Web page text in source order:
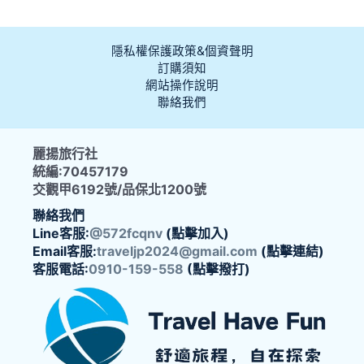
隱私權保護政策&個資聲明
訂購須知
網站操作說明
聯絡我們
麗揚旅行社
統編:70457179
交觀甲6192號/品保北1200號
聯絡我們
Line客服:@572fcqnv (點擊加入)
Email客服:traveljp2024@gmail.com (點擊連結)
客服電話:0910-159-558 (點擊撥打)